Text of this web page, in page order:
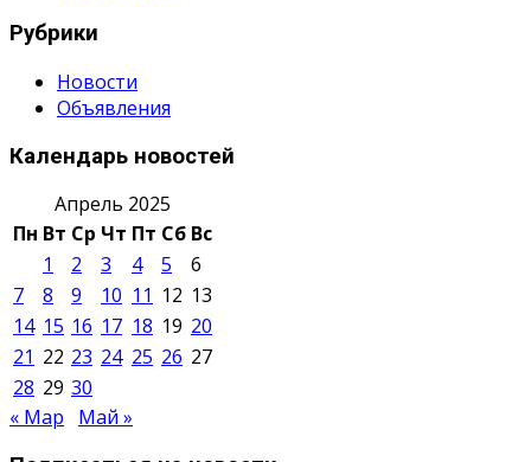
Рубрики
Новости
Объявления
Календарь новостей
Апрель 2025
Пн Вт Ср Чт Пт Сб Вс
1
2 3 4 5
6
7
8 9 10 11 12 13
14 15 16 17 18 19 20
21 22 23 24 25 26 27
28 29 30
« Мар
Май »